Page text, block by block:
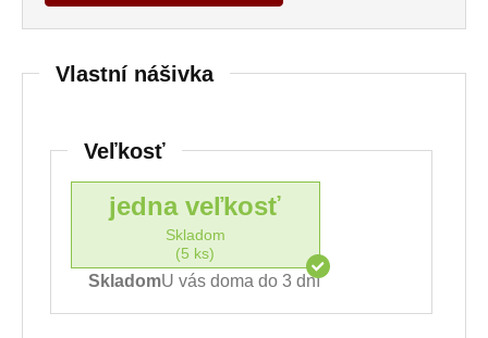
Vlastní nášivka
Veľkosť
jedna veľkosť
Skladom
(5 ks)
SkladomU vás doma do 3 dní